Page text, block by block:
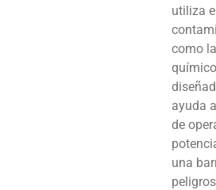
utiliza
como
ayuda
de
una